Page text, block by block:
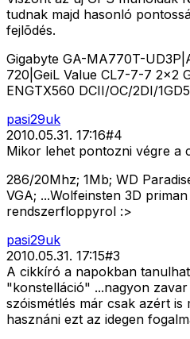
tudnak majd hasonló
fejlõdés.
Gigabyte GA-MA770T-
720|GeiL Value CL7-7-7 2x2
ENGTX560 DCII/OC/2DI/1GD5
pasi29uk
2010.05.31. 17:16#4
Mikor lehet pontozni végre a
286/20Mhz; 1Mb; WD
VGA; ...Wolfeinsten 3D
rendszerfloppyrol :>
pasi29uk
2010.05.31. 17:15#3
A cikkíró a napokban
"konstelláció" ...nagyon
szóismétlés már csak azért
hasznáni ezt az idegen